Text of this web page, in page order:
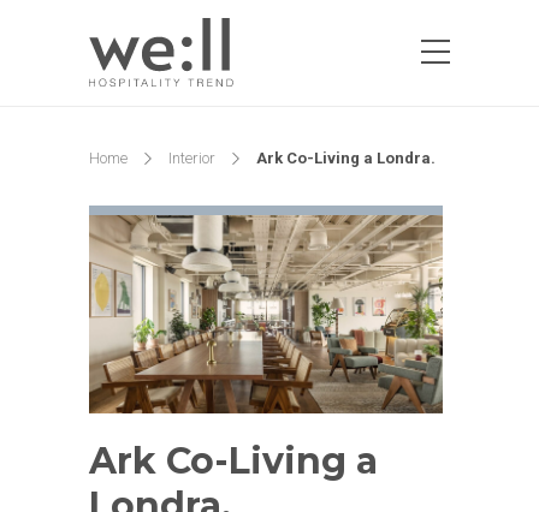
Home Interior Ark Co-Living a Londra.
Ark Co-Living a